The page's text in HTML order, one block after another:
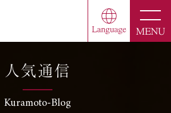
MENU
人気通信
Kuramoto-Blog